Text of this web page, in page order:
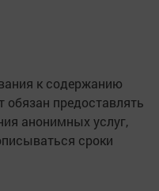
к содержанию
обязан предоставлять
анонимных услуг,
сроки